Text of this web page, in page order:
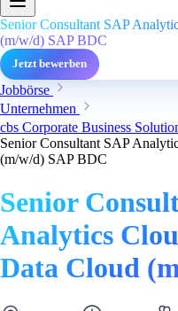
Senior Consultant SAP
(m/w/d) SAP BDC
Jetzt bewerben
Jobbörse
Unternehmen
cbs Corporate Business
Senior Consultant SAP
(m/w/d) SAP BDC
Senior
Analytics
Data Cloud